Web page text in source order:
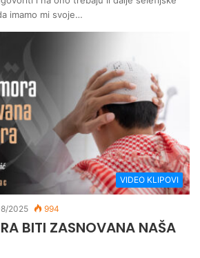
imamo mi svoje…
VIDEO KLIPOVI
2025 994
BITI ZASNOVANA NAŠA